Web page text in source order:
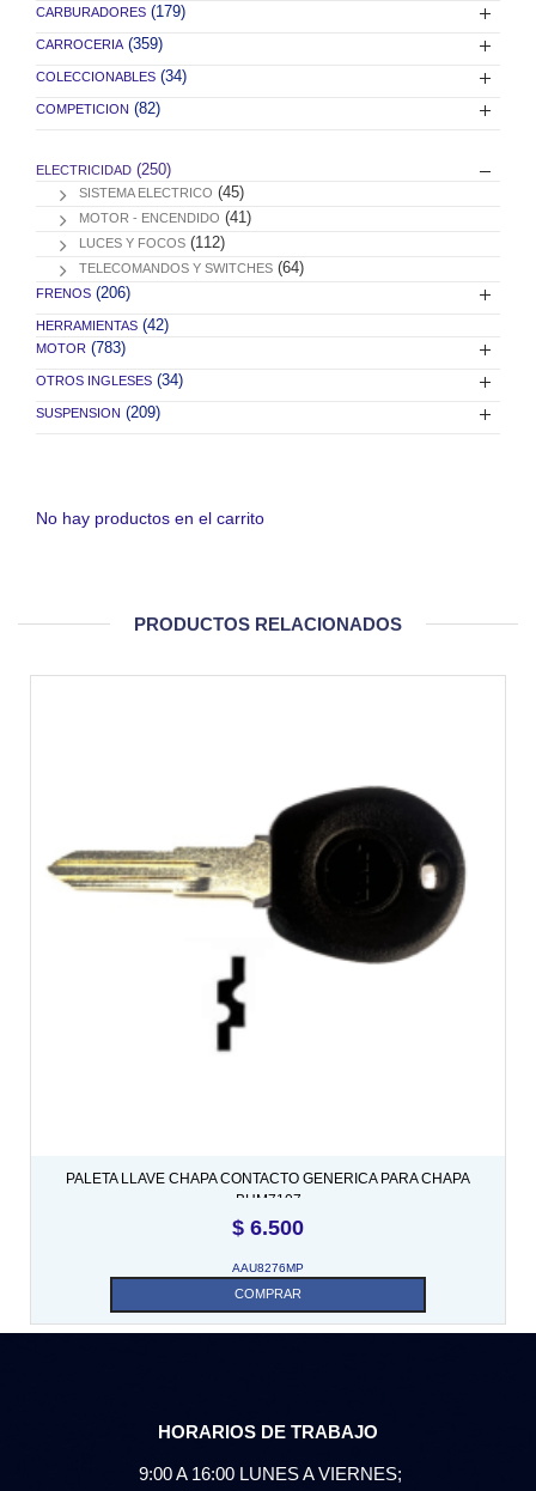
CARBURADORES (179)
CARROCERIA (359)
COLECCIONABLES (34)
COMPETICION (82)
ELECTRICIDAD (250)
SISTEMA ELECTRICO (45)
MOTOR - ENCENDIDO (41)
LUCES Y FOCOS (112)
TELECOMANDOS Y SWITCHES (64)
FRENOS (206)
HERRAMIENTAS (42)
MOTOR (783)
OTROS INGLESES (34)
SUSPENSION (209)
No hay productos en el carrito
PRODUCTOS RELACIONADOS
PALETA LLAVE CHAPA CONTACTO GENERICA PARA CHAPA
BHM7107
$ 6.500
AAU8276MP
COMPRAR
HORARIOS DE TRABAJO
9:00 A 16:00 LUNES A VIERNES;